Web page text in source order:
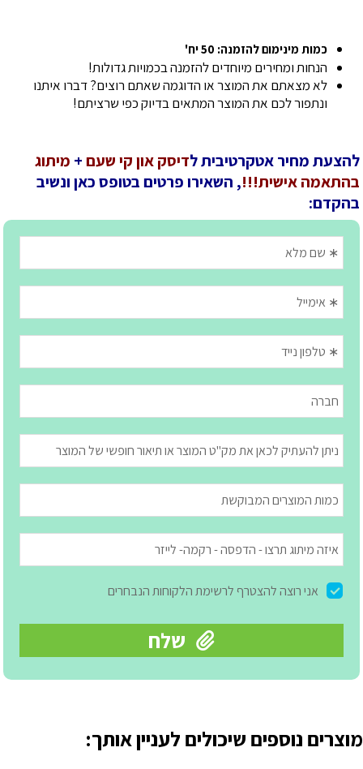
כמות מינימום להזמנה: 50 יח'
הנחות ומחירים מיוחדים להזמנה בכמויות גדולות!
לא מצאתם את המוצר או הדוגמה שאתם רוצים? דברו איתנו
ונתפור לכם את המוצר המתאים בדיוק כפי שרציתם!
להצעת מחיר אטקרטיבית לדיסק און קי שעם+ מיתוג
בהתאמה אישית!!!, השאירו פרטים בטופס כאן ונשיב
בהקדם:
מוצרים נוספים שיכולים לעניין אותך: